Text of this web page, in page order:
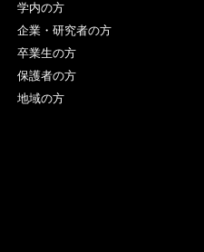
学内の方
企業・研究者の方
卒業生の方
保護者の方
地域の方